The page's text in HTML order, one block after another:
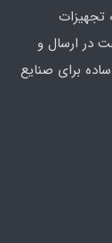
تجهیزات
در ارسال و
برای صنایع